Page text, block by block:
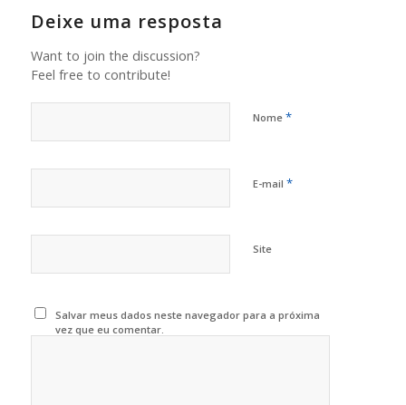
Deixe uma resposta
Want to join the discussion?
Feel free to contribute!
Nome *
E-mail *
Site
Salvar meus dados neste navegador para a próxima
vez que eu comentar.